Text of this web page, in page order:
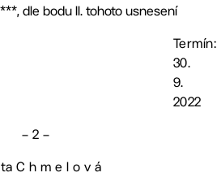
dle bodu II. tohoto usnesení
Termín:
30.
9.
2022
– 2 –
C h m e l o v á